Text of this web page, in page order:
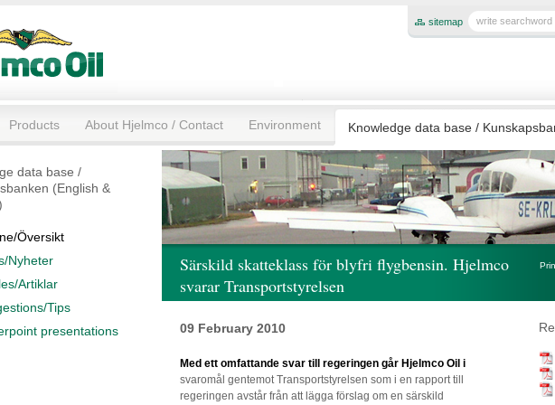
sitemap
Products About Hjelmco / Contact Environment Knowledge data base /
data base /
(English &
Översikt
Nyheter
Artiklar
Tips
presentations
Särskild skatteklass för blyfri flygbensin. Hjelmco
svarar Transportstyrelsen
09 February 2010
Med ett omfattande svar till regeringen går Hjelmco Oil i
svaromål gentemot Transportstyrelsen som i en rapport till
regeringen avstår från att lägga förslag om en särskild